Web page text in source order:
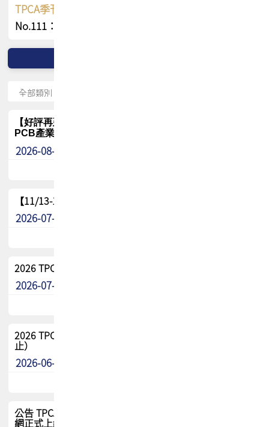
TPCA季刊 FREE 線上版
No.111：PCB全球風險布局與韌性
【好評再延長】PCB GPT 全面開放體驗延長到8月!!
PCB產業專屬 AI 知識平台
2026-08-04
【11/13-15】2026 TPCA 百岳登頂_南橫三星
2026-07-22
2026 TPCA中南區會員問卷暨7/31交流餐敘報名
2026-07-08
2026 TPCA健康盃保齡球聯誼賽 熱烈報名中（8/3報名截
止）
2026-06-29
公告 TPCA 台灣電路板協會官網將迎來新面貌，7/1 新官
網正式上線！